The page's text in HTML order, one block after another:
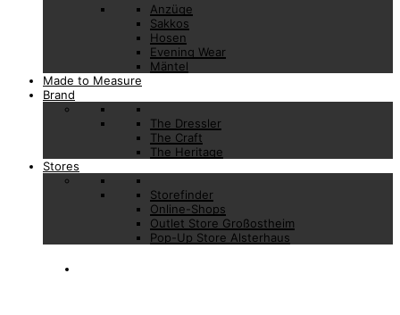
Anzüge
Sakkos
Hosen
Evening Wear
Mäntel
Made to Measure
Brand
The Dressler
The Craft
The Heritage
Stores
Storefinder
Online-Shops
Outlet Store Großostheim
Pop-Up Store Alsterhaus